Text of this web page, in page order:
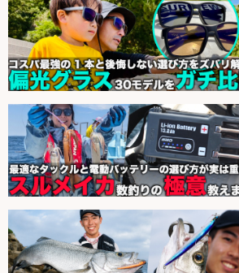
間
会社名 オーケー株式会社
sponsored by 求人ボックス
EC事業責任者候補/飲食業界向け
SaaS企業「魚ぽち」/東証グロース
市場上場
会社名 株式会社フーディソン
さらに求人情報を見る